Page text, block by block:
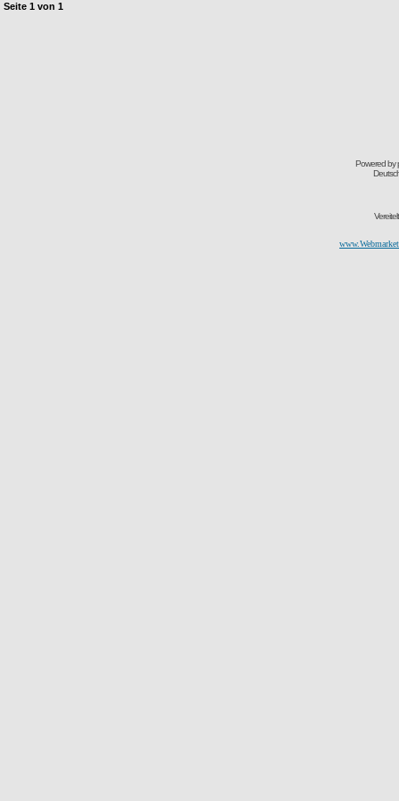
Seite 1 von 1
Powered by